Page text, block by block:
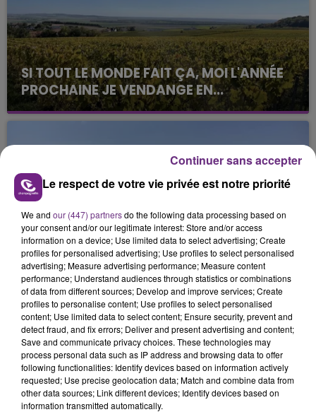
SI TOUT LE MONDE FAIT ÇA, MOI L'ANNÉE
PROCHAINE JE VENDANGE EN...
La vendange en Champagne a débuté ce jeudi 6
août dans la commune de Montgueux (Aube). Du
jamais vu !
L'INSPECTION DU TRAVAIL RAPPELLE À
L'ORDRE SUR LES CONDITIONS DE...
Alors que les dates de début des vendange 2026
s'est avéré être plus précoce que prévu,
l'inspection du Travail en profite pour rappeler
les conditions de...
TITRES DIFFUSÉS
1h01
1h01 0h57
0h57
Le respect de votre vie privée est notre priorité
We and our (447) partnersdo the following data processing based on
your consent and/or our legitimate interest: Store and/or access
information on a device; Use limited data to select advertising; Create
profiles for personalised advertising; Use profiles to select personalised
advertising; Measure advertising performance; Measure content
performance; Understand audiences through statistics or combinations
of data from different sources; Develop and improve services; Create
profiles to personalise content; Use profiles to select personalised
content; Use limited data to select content; Ensure security, prevent and
detect fraud, and fix errors; Deliver and present advertising and content;
Save and communicate privacy choices. These technologies may
process personal data such as IP address and browsing data to offer
following functionalities: Identify devices based on information actively
requested; Use precise geolocation data; Match and combine data from
other data sources; Link different devices; Identify devices based on
information transmitted automatically.
Continuer sans accepter